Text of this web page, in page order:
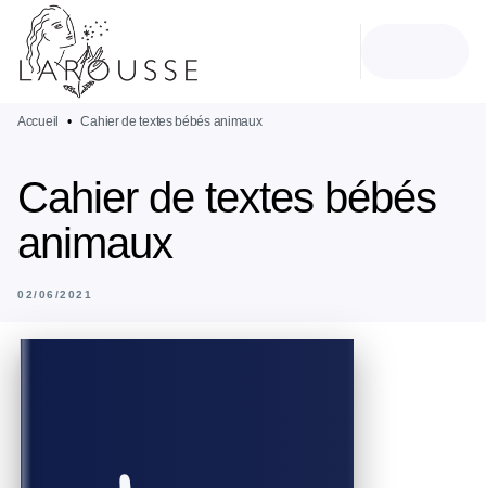
MENU
PIED DE PAGE
Accueil • Cahier de textes bébés animaux
Cahier de textes bébés
animaux
02/06/2021